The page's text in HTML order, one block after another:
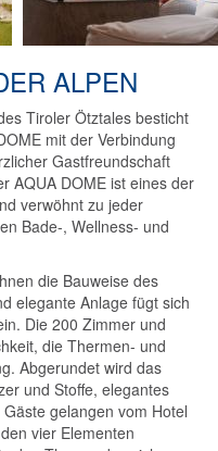
ALPEN
Tiroler Ötztales besticht
mit der Verbindung
Gastfreundschaft
AQUA DOME ist eines der
verwöhnt zu jeder
Bade-, Wellness- und
die Bauweise des
elegante Anlage fügt sich
Die 200 Zimmer und
die Thermen- und
Abgerundet wird das
und Stoffe, elegantes
gelangen vom Hotel
vier Elementen